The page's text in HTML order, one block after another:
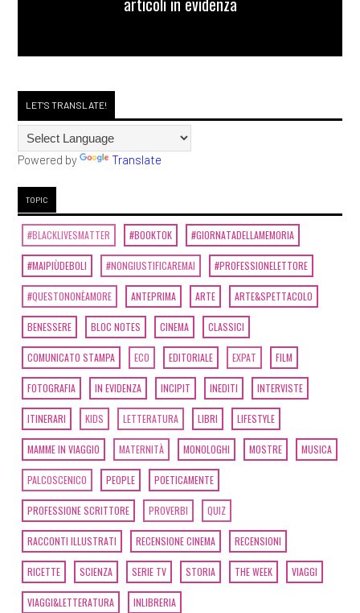
LET'S TRANSLATE!
Powered by Translate
TOPIC
#BLACKLIVESMATTER #BOOKTOK #GIORNATADELLAMEMORIA
#MAIPIÙDEBOLI #NONGIUSTIFICAREMAI #PROFESSIONELETTORE
#QUESTONONÈAMORE ANTEPRIMA ARTE ARTE&SPETTACOLO
BENESSERE BLOC NOTES CINEMA CLASSICI
COMUNICATO STAMPA ECO EDITORIALE EXPAT FILM
FOTOGRAFIA IN EVIDENZA INCIPIT INEDITI INTERVISTE
ITINERARI KIDS LETTERATURA LIBRI LIFESTYLE
MAMME IN VIAGGIO MATERNITÀ MONOLOGHI MOSTRE MUSICA
PALCOSCENICO PEOPLE POETICAMENTE
PROFESSIONE SCRITTORE PROVERBI QUIZ
RACCONTI ILLUSTRATI RECENSIONE CINEMA RECENSIONI
RICETTE SCIENZA SERIE TV STORIA THE WEEK VIAGGI
VIAGGI&LETTERATURA INLIBRERIA